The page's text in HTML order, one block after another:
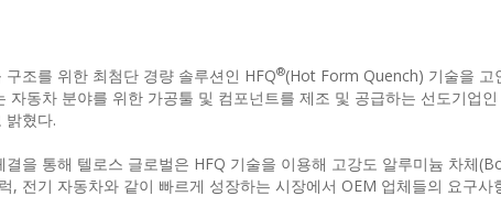
구조를 위한 최첨단 경량 솔루션인 HFQ®(Hot Form Quench) 기술을 고
자동차 분야를 위한 가공툴 및 컴포넌트를 제조 및 공급하는 선도기업
밝혔다.
결을 통해 텔로스 글로벌은 HFQ 기술을 이용해 고강도 알루미늄 차체
, 전기 자동차와 같이 빠르게 성장하는 시장에서 OEM 업체들의 요구사